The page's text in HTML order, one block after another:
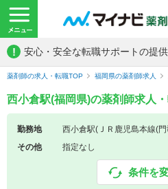
! 安心・安全な転職サポートの提供
薬剤師の求人・転職TOP 福岡県の薬剤師求人
西小倉駅(福岡県)の薬剤師求人
勤務地
西小倉駅(ＪＲ鹿児島本線(
その他
指定なし
条件を